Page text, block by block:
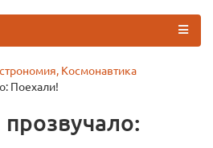
Космонавтика
Поехали!